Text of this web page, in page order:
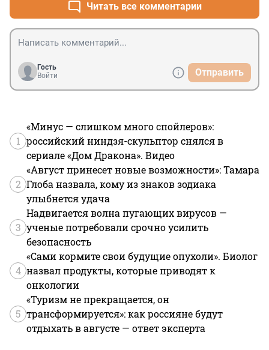
Читать все комментарии
Гость
Войти
Отправить
1
«Минус — слишком много спойлеров»:
российский ниндзя-скульптор снялся в
сериале «Дом Дракона». Видео
2
«Август принесет новые возможности»: Тамара
Глоба назвала, кому из знаков зодиака
улыбнется удача
3
Надвигается волна пугающих вирусов —
ученые потребовали срочно усилить
безопасность
4
«Сами кормите свои будущие опухоли». Биолог
назвал продукты, которые приводят к
онкологии
5
«Туризм не прекращается, он
трансформируется»: как россияне будут
отдыхать в августе — ответ эксперта